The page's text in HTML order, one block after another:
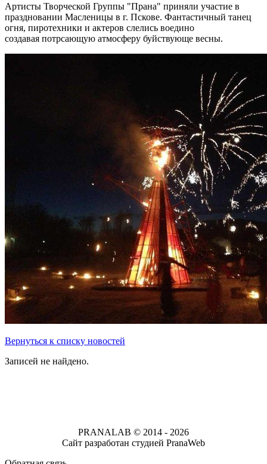
Артисты Творческой Группы "Прана" приняли участие в
праздновании Масленицы в г. Пскове. Фантастичный танец
огня, пиротехники и актеров слелись воедино
создавая потрсающую атмосферу буйствующе весны.
Вернуться к списку новостей
Записей не найдено.
PRANALAB © 2014 - 2026
Сайт разработан студией PranaWeb